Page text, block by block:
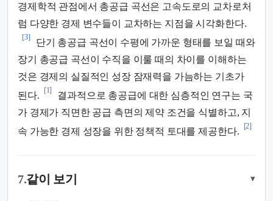
경제학적 관점에서 총공급 곡선은 고속도로의 교차로처
럼 다양한 경제 변수들이 교차하는 지점을 시각화한다.
[3]
단기 총공급 곡선이 수평에 가까운 형태를 보일 때와
장기 총공급 곡선이 수직을 이룰 때의 차이를 이해하는
것은 경제의 실질적인 성장 잠재력을 가늠하는 기초가
된다.
[1]
결과적으로 총공급에 대한 심층적인 연구는 국
가 경제가 직면한 공급 측면의 제약 조건을 식별하고, 지
속 가능한 경제 성장을 위한 정책적 토대를 제공한다.
[2]
7.같이 보기 ▾